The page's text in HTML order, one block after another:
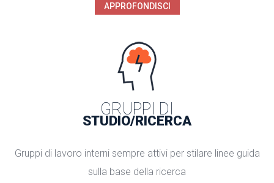
APPROFONDISCI
GRUPPI DI
STUDIO/RICERCA
Gruppi di lavoro interni sempre attivi per stilare linee guida
sulla base della ricerca